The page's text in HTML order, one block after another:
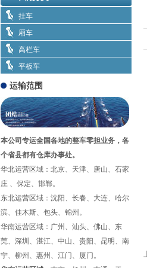
挂车
厢车
高栏车
平板车
运输范围
本公司专运全国各地的整车零担业务，各
个省县都有仓库办事处。
华北运营区域：北京、天津、唐山、石家
庄 、保定、邯郸。
东北运营区域：沈阳、长春、大连、哈尔
滨、佳木斯、包头、锦州。
华南运营区域：广州、汕头、佛山、东
莞、深圳、湛江、中山、贵阳、昆明、南
宁、柳州、惠州、江门、厦门。